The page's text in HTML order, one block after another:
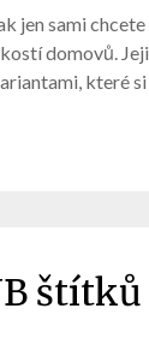
jen sami
domovů.
které